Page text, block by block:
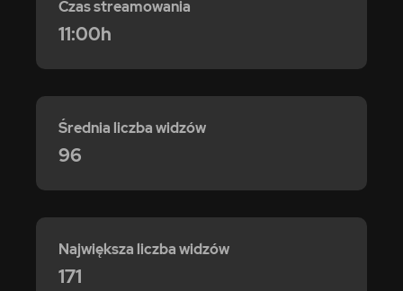
Czas streamowania
11:00h
Średnia liczba widzów
96
Największa liczba widzów
171